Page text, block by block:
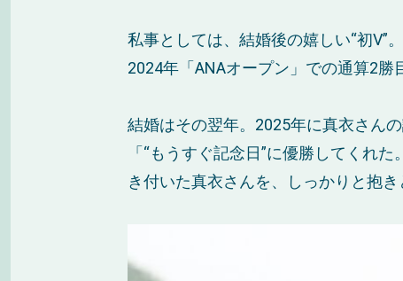
私事としては、結婚後の嬉しい“初V”。
2024年「ANAオープン」での通算2勝
結婚はその翌年。2025年に真衣さん
「“もうすぐ記念日”に優勝してくれ
き付いた真衣さんを、しっかりと抱き